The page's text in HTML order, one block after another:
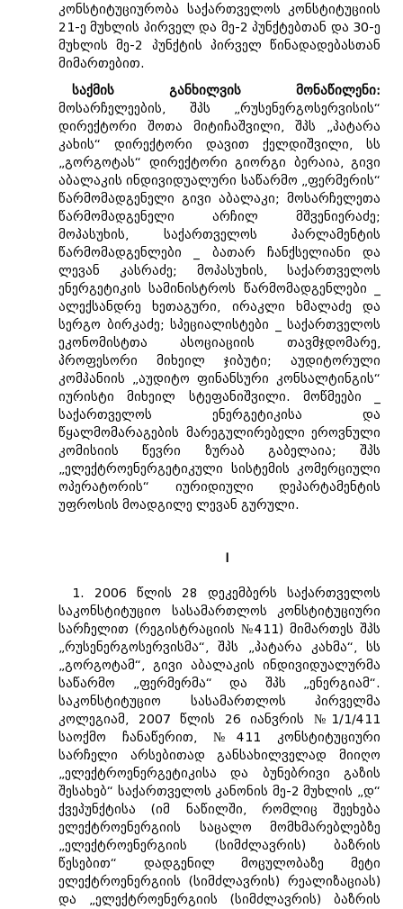
კონსტიტუციურობა საქართველოს კონსტიტუციის
21-ე მუხლის პირველ და მე-2 პუნქტებთან და 30-ე
მუხლის მე-2 პუნქტის პირველ წინადადებასთან
მიმართებით.
საქმის განხილვის მონაწილენი:
მოსარჩელეების, შპს „რუსენერგოსერვისის“
დირექტორი შოთა მიტიჩაშვილი, შპს „პატარა
კახის“ დირექტორი დავით ქელდიშვილი, სს
„გორგოტას“ დირექტორი გიორგი ბერაია, გივი
აბალაკის ინდივიდუალური საწარმო „ფერმერის“
წარმომადგენელი გივი აბალაკი; მოსარჩელეთა
წარმომადგენელი არჩილ მშვენიერაძე;
მოპასუხის, საქართველოს პარლამენტის
წარმომადგენლები _ ბათარ ჩანქსელიანი და
ლევან კასრაძე; მოპასუხის, საქართველოს
ენერგეტიკის სამინისტროს წარმომადგენლები _
ალექსანდრე ხეთაგური, ირაკლი ხმალაძე და
სერგო ბირკაძე; სპეციალისტები _ საქართველოს
ეკონომისტთა ასოციაციის თავმჯდომარე,
პროფესორი მიხეილ ჯიბუტი; აუდიტორული
კომპანიის „აუდიტო ფინანსური კონსალტინგის“
იურისტი მიხეილ სტეფანიშვილი. მოწმეები _
საქართველოს ენერგეტიკისა და
წყალმომარაგების მარეგულირებელი ეროვნული
კომისიის წევრი ზურაბ გაბელაია; შპს
„ელექტროენერგეტიკული სისტემის კომერციული
ოპერატორის“ იურიდიული დეპარტამენტის
უფროსის მოადგილე ლევან გურული.
I
1. 2006 წლის 28 დეკემბერს საქართველოს
საკონსტიტუციო სასამართლოს კონსტიტუციური
სარჩელით (რეგისტრაციის №411) მიმართეს შპს
„რუსენერგოსერვისმა“, შპს „პატარა კახმა“, სს
„გორგოტამ“, გივი აბალაკის ინდივიდუალურმა
საწარმო „ფერმერმა“ და შპს „ენერგიამ“.
საკონსტიტუციო სასამართლოს პირველმა
კოლეგიამ, 2007 წლის 26 იანვრის №1/1/411
საოქმო ჩანაწერით, №411 კონსტიტუციური
სარჩელი არსებითად განსახილველად მიიღო
„ელექტროენერგეტიკისა და ბუნებრივი გაზის
შესახებ“ საქართველოს კანონის მე-2 მუხლის „დ“
ქვეპუნქტისა (იმ ნაწილში, რომლიც შეეხება
ელექტროენერგიის საცალო მომხმარებლებზე
„ელექტროენერგიის (სიმძლავრის) ბაზრის
წესებით“ დადგენილ მოცულობაზე მეტი
ელექტროენერგიის (სიმძლავრის) რეალიზაციას)
და „ელექტროენერგიის (სიმძლავრის) ბაზრის